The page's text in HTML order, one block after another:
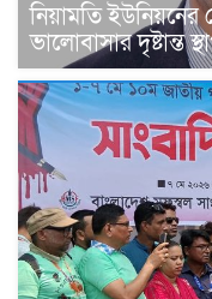
নিয়ামতি
ভালোবাসার দৃষ্টান্ত